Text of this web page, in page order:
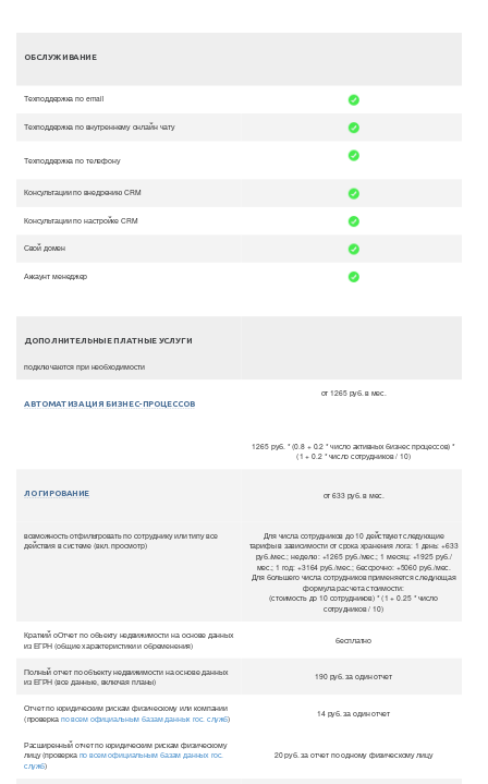
ОБСЛУЖИВАНИЕ
Техподдержка по email
Техподдержка по внутреннему онлайн чату
Техподдержка по телефону
Консультации по внедрению CRM
Консультации по настройке CRM
Свой домен
Аккаунт менеджер
ДОПОЛНИТЕЛЬНЫЕ ПЛАТНЫЕ УСЛУГИ
подключаются при необходимости
АВТОМАТИЗАЦИЯ БИЗНЕС-ПРОЦЕССОВ
от 1265 руб. в мес.
1265 руб. * (0.8 + 0.2 * число активных бизнес процессов) *
(1 + 0.2 * число сотрудников / 10)
ЛОГИРОВАНИЕ от 633 руб. в мес.
возможность отфильтровать по сотруднику или типу все
действия в системе (вкл. просмотр)
Для числа сотрудников до 10 действуют следующие
тарифы в зависимости от срока хранения лога: 1 день: +633
руб./мес.; неделю: +1265 руб./мес.; 1 месяц: +1925 руб./
мес.; 1 год: +3164 руб./мес.; бессрочно: +5060 руб./мес.
Для большего числа сотрудников применяется следующая
формула расчета стоимости:
(стоимость до 10 сотрудников) * (1 + 0.25 * число
сотрудников / 10)
Краткий оОтчет по объекту недвижимости на основе данных
из ЕГРН (общие характеристики и обременения) бесплатно
Полный отчет по объекту недвижимости на основе данных
из ЕГРН (все данные, включая планы)
190 руб. за один отчет
Отчет по юридическим рискам физическому или компании
(проверка по всем официальным базам данных гос. служб) 14 руб. за один отчет
Расширенный отчет по юридическим рискам физическому
лицу (проверка по всем официальным базам данных гос.
служб)
20 руб. за отчет по одному физическому лицу